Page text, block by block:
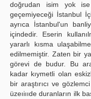
doğrudan isim yok
geçemiyeceği İstanbul
ayrıca İstanbul'un
içindedir. Eserin
yararlı kısma
edilmemiştir. Zaten bir
görevi de budur. Bu
kadar kıymetli olan
bir araştırıcı ve
üzeıiııde duranların ilk